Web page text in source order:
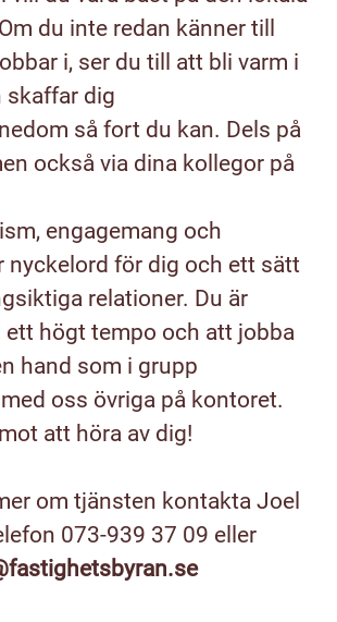
du inte redan känner till
i, ser du till att bli varm i
skaffar dig
så fort du kan. Dels på
också via dina kollegor på
engagemang och
nyckelord för dig och ett sätt
relationer. Du är
ett högt tempo och att jobba
hand som i grupp
oss övriga på kontoret.
att höra av dig!
om tjänsten kontakta Joel
073-939 37 09 eller